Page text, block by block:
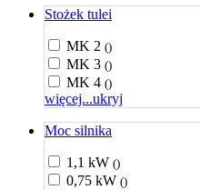
Stożek tulei
MK 2 ()
MK 3 ()
MK 4 ()
więcej...ukryj
Moc silnika
1,1 kW ()
0,75 kW ()